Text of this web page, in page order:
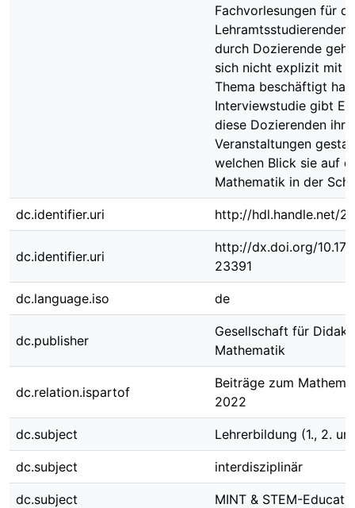
Fachvorlesungen für
Lehramtsstudierenden
durch Dozierende
sich nicht explizit mit
Thema beschäftigt
Interviewstudie gibt
diese Dozierenden ihre
Veranstaltungen
welchen Blick sie auf
Mathematik in der
dc.identifier.uri http://hdl.handle.net/
dc.identifier.uri
http://dx.doi.org/
23391
dc.language.iso de
dc.publisher
Gesellschaft für
Mathematik
dc.relation.ispartof
Beiträge zum
2022
dc.subject Lehrerbildung (1., 2.
dc.subject interdisziplinär
dc.subject MINT & STEM-